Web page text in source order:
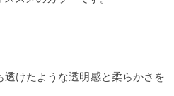
けたような透明感と柔らかさを